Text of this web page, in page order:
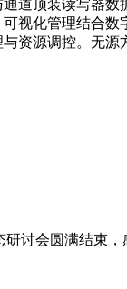
道顶装读写器
视化管理结合
资源调控。无
研讨会圆满结束